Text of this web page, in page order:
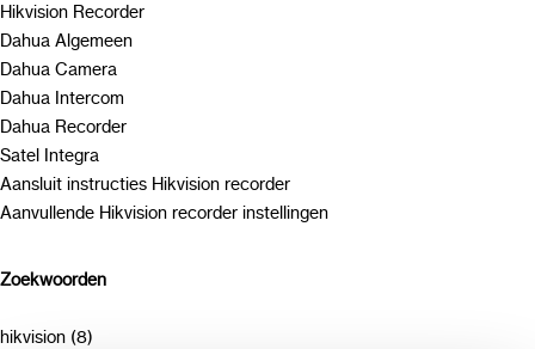
Hikvision Recorder
Dahua Algemeen
Dahua Camera
Dahua Intercom
Dahua Recorder
Satel Integra
Aansluit instructies Hikvision recorder
Aanvullende Hikvision recorder instellingen
Zoekwoorden
hikvision (8)